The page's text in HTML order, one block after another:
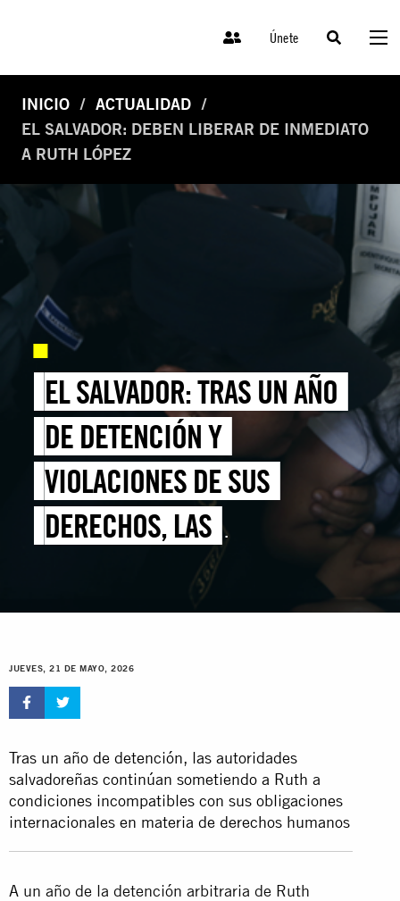
Únete
INICIO
ACTUALIDAD
EL SALVADOR: DEBEN LIBERAR DE INMEDIATO
A RUTH LÓPEZ
EL SALVADOR: TRAS UN AÑO
DE DETENCIÓN Y
VIOLACIONES DE SUS
DERECHOS, LAS
AUTORIDADES DEBEN
LIBERAR DE INMEDIATO A
RUTH LÓPEZ
JUEVES, 21 DE MAYO, 2026
Tras un año de detención, las autoridades
salvadoreñas continúan sometiendo a Ruth a
condiciones incompatibles con sus obligaciones
internacionales en materia de derechos humanos
A un año de la detención arbitraria de Ruth